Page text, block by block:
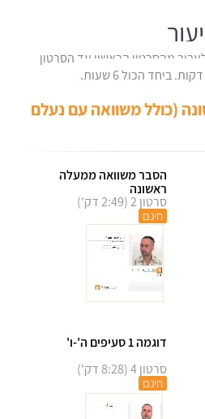
מהסרטון הראשון עד הסרטון
ביחד הכול 6 שעות.
(כולל משוואה עם נעלם
הסבר משוואה ממעלה
ראשונה
סרטון 2 (2:49 דק')
חינם
דוגמה 1 סעיפים ה'-ו'
סרטון 4 (8:28 דק')
חינם